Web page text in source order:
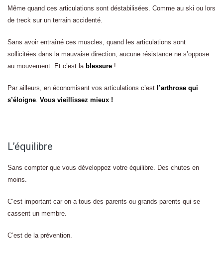
Même quand ces articulations sont déstabilisées. Comme au ski ou lors
de treck sur un terrain accidenté.
Sans avoir entraîné ces muscles, quand les articulations sont
sollicitées dans la mauvaise direction, aucune résistance ne s’oppose
au mouvement. Et c’est la blessure !
Par ailleurs, en économisant vos articulations c’est l’arthrose qui
s’éloigne Vous vieillissez mieux !
L’équilibre
Sans compter que vous développez votre équilibre. Des chutes en
moins.
C’est important car on a tous des parents ou grands-parents qui se
cassent un membre.
C’est de la prévention.